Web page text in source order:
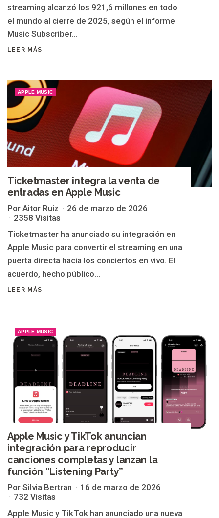
streaming alcanzó los 921,6 millones en todo
el mundo al cierre de 2025, según el informe
Music Subscriber...
LEER MÁS
APPLE MUSIC
Ticketmaster integra la venta de
entradas en Apple Music
Por Aitor Ruiz
26 de marzo de 2026
2358 Visitas
Ticketmaster ha anunciado su integración en
Apple Music para convertir el streaming en una
puerta directa hacia los conciertos en vivo. El
acuerdo, hecho público...
LEER MÁS
APPLE MUSIC
Apple Music y TikTok anuncian
integración para reproducir
canciones completas y lanzan la
función “Listening Party”
Por Silvia Bertran
16 de marzo de 2026
732 Visitas
Apple Music y TikTok han anunciado una nueva